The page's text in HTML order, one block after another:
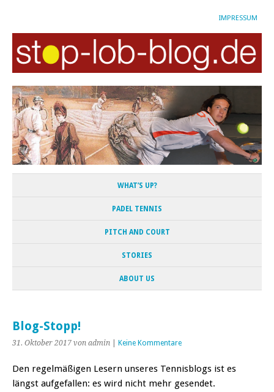
IMPRESSUM
WHAT’S UP?
PADEL TENNIS
PITCH AND COURT
STORIES
ABOUT US
Blog-Stopp!
31. Oktober 2017 von admin Keine Kommentare
Den regelmäßigen Lesern unseres Tennisblogs ist es
längst aufgefallen: es wird nicht mehr gesendet.